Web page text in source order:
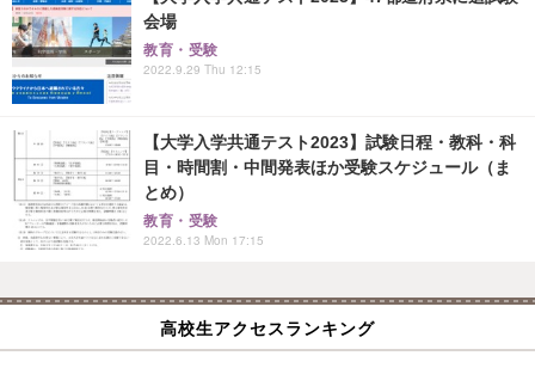
会場
教育・受験
2022.9.29 Thu 12:15
【大学入学共通テスト2023】試験日程・教科・科
目・時間割・中間発表ほか受験スケジュール（ま
とめ）
教育・受験
2022.6.13 Mon 17:15
高校生アクセスランキング